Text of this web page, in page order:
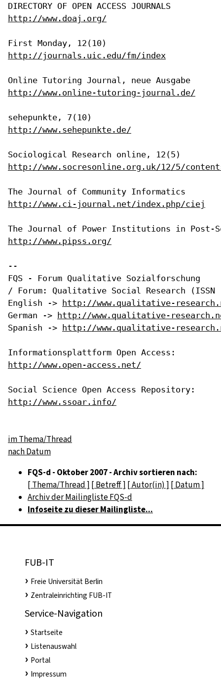
http://www.doaj.org/
http://journals.uic.edu/fm/index
http://www.online-tutoring-journal.de/
http://www.sehepunkte.de/
http://www.socresonline.org.uk/12/5/
http://www.ci-journal.net/index.php/ciej
http://www.pipss.org/
--
FQS - Forum Qualitative Sozialforschung
/ Forum: Qualitative Social Research (ISSN
English -> http://www.qualitative-
German -> http://www.qualitative-
Spanish -> http://www.qualitative-
http://www.open-access.net/
http://www.ssoar.info/
im Thema/Thread
nach Datum
FQS-d - Oktober 2007 - Archiv sortieren nach:
[ Thema/Thread ] [ Betreff ] [ Autor(in) ] [ Datum ]
Archiv der Mailingliste FQS-d
Infoseite zu dieser Mailingliste...
FUB-IT
Freie Universität Berlin
Zentraleinrichting FUB-IT
Service-Navigation
Startseite
Listenauswahl
Portal
Impressum